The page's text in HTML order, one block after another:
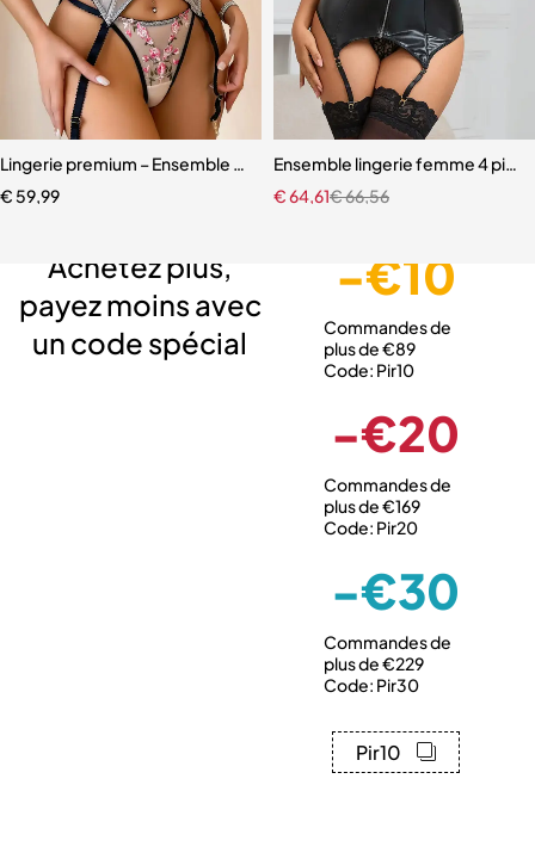
Lingerie premium – Ensemble sculptant en dentelle brodée florale
€ 59,99
Ensemble lingerie femme 4
€66,56
€64,61
Achetez plus,
payez moins avec
un code spécial
-€10
Commandes de
plus de €89
Code: Pir10
-€20
Commandes de
plus de €169
Code: Pir20
-€30
Commandes de
plus de €229
Code: Pir30
Pir10